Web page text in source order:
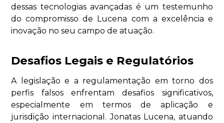
dessas tecnologias avançadas é um testemunho
do compromisso de Lucena com a excelência e
inovação no seu campo de atuação.
Desafios Legais e Regulatórios
A legislação e a regulamentação em torno dos
perfis falsos enfrentam desafios significativos,
especialmente em termos de aplicação e
jurisdição internacional. Jonatas Lucena, atuando